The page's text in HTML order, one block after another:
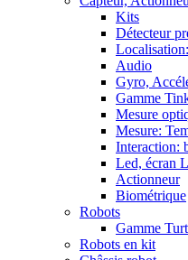
Kits
Détecteur
Audio
Gyro,
Gamme
Mesure
Mesure:
Interaction:
Led, écran
Actionneur
Biométrique
Robots
Gamme
Robots en kit